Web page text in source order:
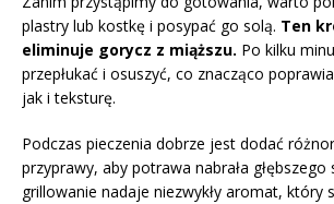
plastry lub kostkę i posypać go solą. Ten
eliminuje gorycz z miąższu. Po kilku
przepłukać i osuszyć, co znacząco
jak i teksturę.
Podczas pieczenia dobrze jest dodać
przyprawy, aby potrawa nabrała głębszego
grillowanie nadaje niezwykły aromat, który